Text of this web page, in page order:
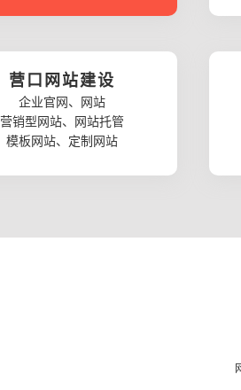
营口网站建设
企业官网、网站
营销型网站、网站托管
模板网站、定制网站